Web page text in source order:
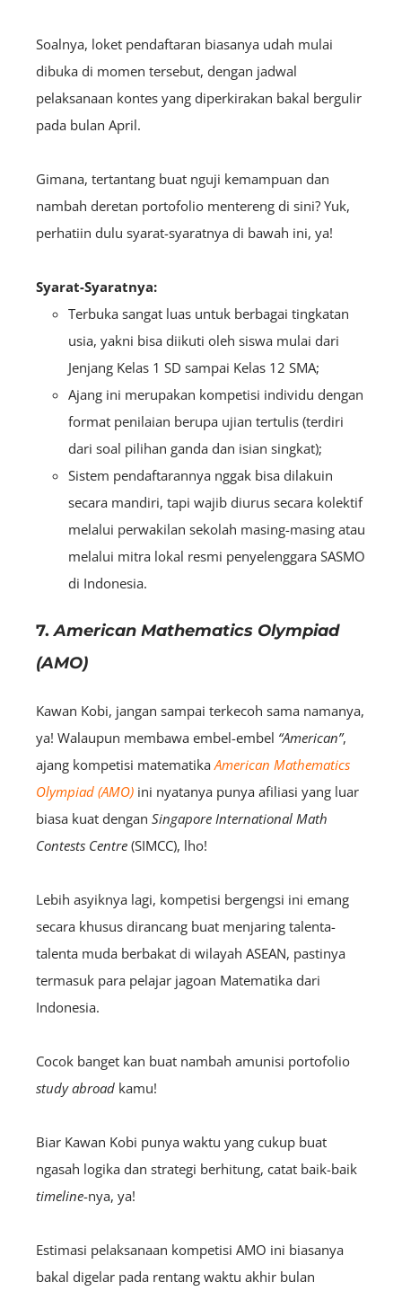
Soalnya, loket pendaftaran biasanya udah mulai
dibuka di momen tersebut, dengan jadwal
pelaksanaan kontes yang diperkirakan bakal bergulir
pada bulan April.
Gimana, tertantang buat nguji kemampuan dan
nambah deretan portofolio mentereng di sini? Yuk,
perhatiin dulu syarat-syaratnya di bawah ini, ya!
Syarat-Syaratnya:
Terbuka sangat luas untuk berbagai tingkatan
usia, yakni bisa diikuti oleh siswa mulai dari
Jenjang Kelas 1 SD sampai Kelas 12 SMA;
Ajang ini merupakan kompetisi individu dengan
format penilaian berupa ujian tertulis (terdiri
dari soal pilihan ganda dan isian singkat);
Sistem pendaftarannya nggak bisa dilakuin
secara mandiri, tapi wajib diurus secara kolektif
melalui perwakilan sekolah masing-masing atau
melalui mitra lokal resmi penyelenggara SASMO
di Indonesia.
7.American Mathematics Olympiad
(AMO)
Kawan Kobi, jangan sampai terkecoh sama namanya,
ya! Walaupun membawa embel-embel “American”,
ajang kompetisi matematika American Mathematics
Olympiad (AMO) ini nyatanya punya afiliasi yang luar
biasa kuat dengan Singapore International Math
Contests Centre (SIMCC), lho!
Lebih asyiknya lagi, kompetisi bergengsi ini emang
secara khusus dirancang buat menjaring talenta-
talenta muda berbakat di wilayah ASEAN, pastinya
termasuk para pelajar jagoan Matematika dari
Indonesia.
Cocok banget kan buat nambah amunisi portofolio
study abroad kamu!
Biar Kawan Kobi punya waktu yang cukup buat
ngasah logika dan strategi berhitung, catat baik-baik
timeline-nya, ya!
Estimasi pelaksanaan kompetisi AMO ini biasanya
bakal digelar pada rentang waktu akhir bulan